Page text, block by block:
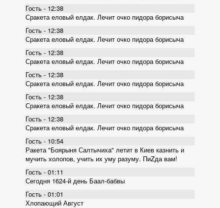
Гость - 12:38
Сракета еловый елдак. Лечит очко пидора борисыча
Гость - 12:38
Сракета еловый елдак. Лечит очко пидора борисыча
Гость - 12:38
Сракета еловый елдак. Лечит очко пидора борисыча
Гость - 12:38
Сракета еловый елдак. Лечит очко пидора борисыча
Гость - 12:38
Сракета еловый елдак. Лечит очко пидора борисыча
Гость - 12:38
Сракета еловый елдак. Лечит очко пидора борисыча
Гость - 10:54
Ракета "Боярыня Салтычиха" летит в Киев казнить и
мучить холопов, учить их уму разуму. ПиZда вам!
Гость - 01:11
Сегодня 1624-й день Баал-бабвы
Гость - 01:01
Хлопающий Август